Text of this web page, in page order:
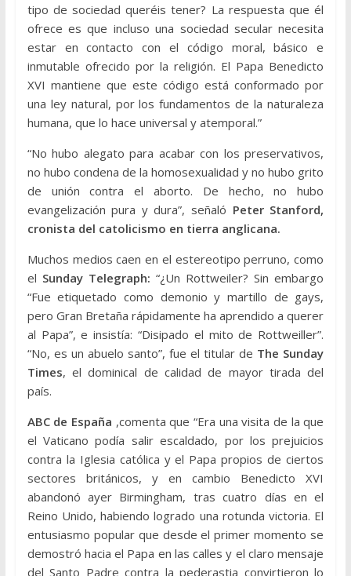
tipo de sociedad queréis tener? La respuesta que él
ofrece es que incluso una sociedad secular necesita
estar en contacto con el código moral, básico e
inmutable ofrecido por la religión. El Papa Benedicto
XVI mantiene que este código está conformado por
una ley natural, por los fundamentos de la naturaleza
humana, que lo hace universal y atemporal.”
“No hubo alegato para acabar con los preservativos,
no hubo condena de la homosexualidad y no hubo grito
de unión contra el aborto. De hecho, no hubo
evangelización pura y dura”, señaló Peter Stanford,
cronista del catolicismo en tierra anglicana.
Muchos medios caen en el estereotipo perruno, como
el Sunday Telegraph: “¿Un Rottweiler? Sin embargo
“Fue etiquetado como demonio y martillo de gays,
pero Gran Bretaña rápidamente ha aprendido a querer
al Papa”, e insistía: “Disipado el mito de Rottweiller”.
“No, es un abuelo santo”, fue el titular de The Sunday
Times, el dominical de calidad de mayor tirada del
país.
ABC de España ,comenta que “Era una visita de la que
el Vaticano podía salir escaldado, por los prejuicios
contra la Iglesia católica y el Papa propios de ciertos
sectores británicos, y en cambio Benedicto XVI
abandonó ayer Birmingham, tras cuatro días en el
Reino Unido, habiendo logrado una rotunda victoria. El
entusiasmo popular que desde el primer momento se
demostró hacia el Papa en las calles y el claro mensaje
del Santo Padre contra la pederastia convirtieron lo